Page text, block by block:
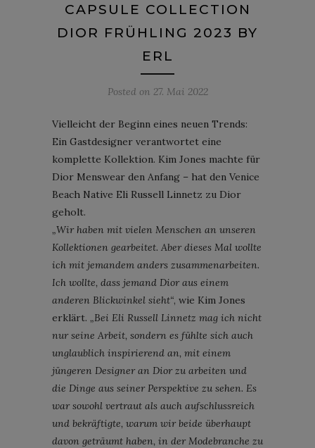
CAPSULE COLLECTION
DIOR FRÜHLING 2023 BY
ERL
Posted on 27. Mai 2022
Vielleicht der Beginn eines neuen Trends:
Ein Gastdesigner verantwortet eine
komplette Kollektion. Kim Jones machte für
Dior Menswear den Anfang – hat den Venice
Beach Native Eli Russell Linnetz zu Dior
geholt.
„Wir haben mit vielen Menschen an unseren
Kollektionen gearbeitet. Aber dieses Mal wollte
ich mit jemandem anders zusammenarbeiten.
Ich wollte, dass jemand Dior aus einem
anderen Blickwinkel sieht“, wie Kim Jones
erklärt. „Bei Eli Russell Linnetz mag ich nicht
nur seine Arbeit, sondern es fühlte sich auch
unglaublich inspirierend an, mit einem
jüngeren Designer an Dior zu arbeiten und
die Dinge aus seiner Perspektive zu sehen. Es
war sowohl vertraut als auch aufschlussreich
und bekräftigte, warum wir beide überhaupt
davon geträumt haben, in der Modebranche zu